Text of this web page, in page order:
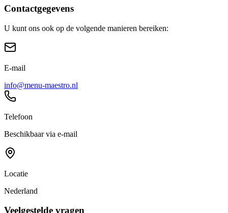
Contactgegevens
U kunt ons ook op de volgende manieren bereiken:
E-mail
info@menu-maestro.nl
Telefoon
Beschikbaar via e-mail
Locatie
Nederland
Veelgestelde vragen